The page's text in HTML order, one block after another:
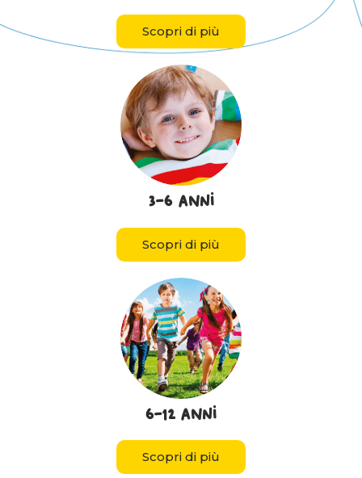
Scopri di più
3-6 anni
Scopri di più
6-12 anni
Scopri di più